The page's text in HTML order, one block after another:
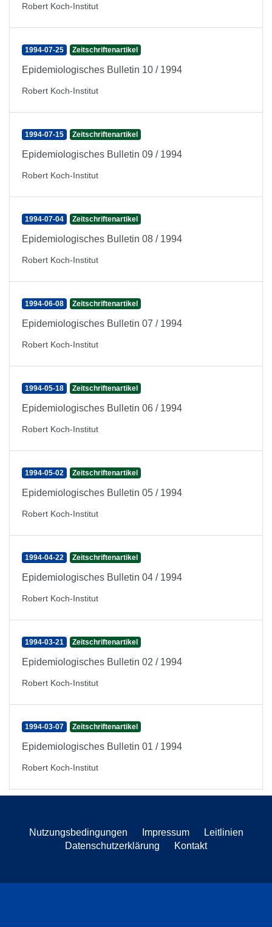
Robert Koch-Institut
1994-07-25 Zeitschriftenartikel
Epidemiologisches Bulletin 10 / 1994
Robert Koch-Institut
1994-07-15 Zeitschriftenartikel
Epidemiologisches Bulletin 09 / 1994
Robert Koch-Institut
1994-07-04 Zeitschriftenartikel
Epidemiologisches Bulletin 08 / 1994
Robert Koch-Institut
1994-06-08 Zeitschriftenartikel
Epidemiologisches Bulletin 07 / 1994
Robert Koch-Institut
1994-05-18 Zeitschriftenartikel
Epidemiologisches Bulletin 06 / 1994
Robert Koch-Institut
1994-05-02 Zeitschriftenartikel
Epidemiologisches Bulletin 05 / 1994
Robert Koch-Institut
1994-04-22 Zeitschriftenartikel
Epidemiologisches Bulletin 04 / 1994
Robert Koch-Institut
1994-03-21 Zeitschriftenartikel
Epidemiologisches Bulletin 02 / 1994
Robert Koch-Institut
1994-03-07 Zeitschriftenartikel
Epidemiologisches Bulletin 01 / 1994
Robert Koch-Institut
Nutzungsbedingungen Impressum
Leitlinien
Datenschutzerklärung
Kontakt